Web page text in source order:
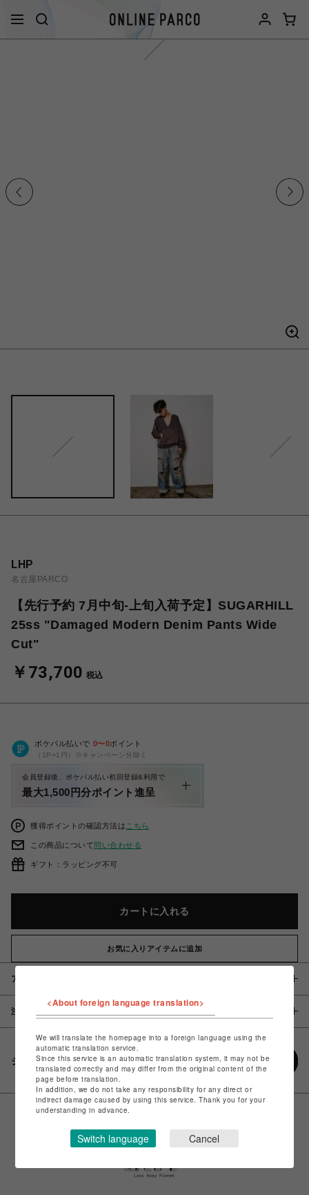
LHP
名古屋PARCO
【先行予約 7月中旬-上旬入荷予定】SUGARHILL
25ss "Damaged Modern Denim Pants Wide
Cut"
￥73,700 税込
ポケパル払いで 0〜0ポイント
（1P=1円）※キャンペーン分除く
会員登録後、ポケパル払い初回登録&利用で
最大1,500円分ポイント進呈
獲得ポイントの確認方法は こちら
この商品について問い合わせる
ギフト：ラッピング不可
カートに入れる
お気に入りアイテムに追加
アイテム説明 / 素材
注意事項
シェアする
<About foreign language translation>
We will translate the homepage into a foreign language using the
automatic translation service.
Since this service is an automatic translation system, it may not be
translated correctly and may differ from the original content of the
page before translation.
In addition, we do not take any responsibility for any direct or
indirect damage caused by using this service. Thank you for your
understanding in advance.
Switch language Cancel